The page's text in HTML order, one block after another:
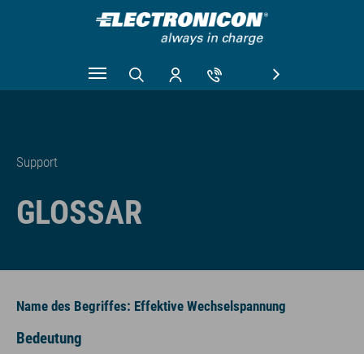
Support
GLOSSAR
Name des Begriffes: Effektive Wechselspannung
Bedeutung